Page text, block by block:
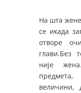
На шта жене
се икада
отворе
глави.Без
није